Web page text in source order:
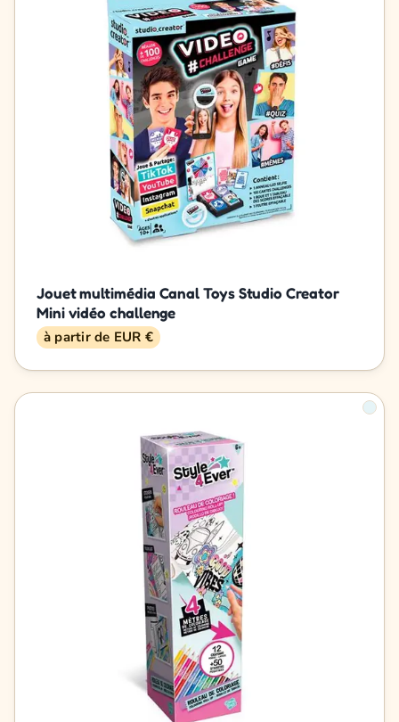
Jouet multimédia Canal Toys Studio Creator
Mini vidéo challenge
à partir de EUR €